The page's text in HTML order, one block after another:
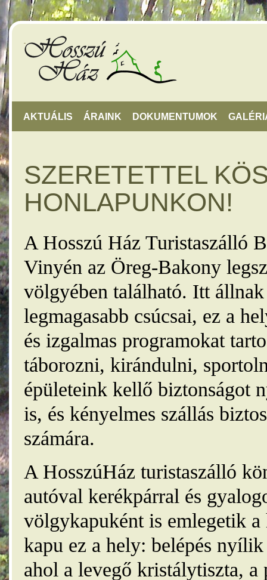
AKTUÁLIS ÁRAINK DOKUMENTUMOK
SZERETETTEL
HONLAPUNKON!
A Hosszú Ház Turistaszálló
Vinyén az Öreg-Bakony
völgyében található. Itt
legmagasabb csúcsai, ez a
és izgalmas programokat
táborozni, kirándulni,
épületeink kellő biztonságot
is, és kényelmes szállás
számára.
A HosszúHáz turistaszálló
autóval kerékpárral és
völgykapuként is emlegetik
kapu ez a hely: belépés
ahol a levegő kristálytiszta, a